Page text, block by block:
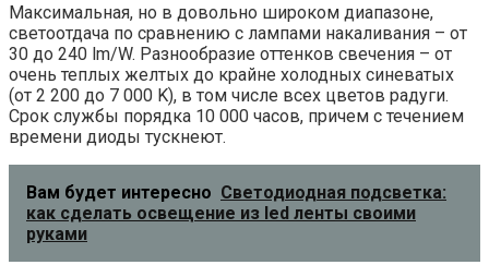
Максимальная, но в довольно широком диапазоне,
светоотдача по сравнению с лампами накаливания – от
30 до 240 lm/W. Разнообразие оттенков свечения – от
очень теплых желтых до крайне холодных синеватых
(от 2 200 до 7 000 K), в том числе всех цветов радуги.
Срок службы порядка 10 000 часов, причем с течением
времени диоды тускнеют.
Вам будет интересно Светодиодная подсветка:
как сделать освещение из led ленты своими
руками